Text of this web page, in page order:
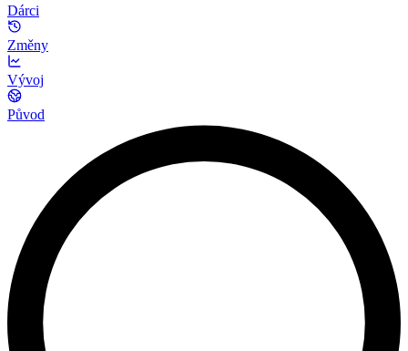
Dárci
Změny
Vývoj
Původ